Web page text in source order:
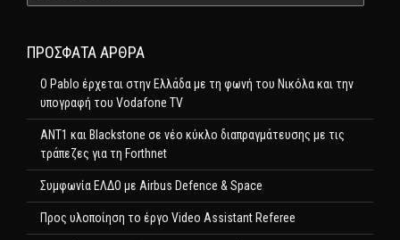
ΠΡΌΣΦΑΤΑ ΆΡΘΡΑ
Ο Pablo έρχεται στην Ελλάδα με τη φωνή του Νικόλα και την
υπογραφή του Vodafone TV
ΑΝΤ1 και Blackstone σε νέο κύκλο διαπραγμάτευσης με τις
τράπεζες για τη Forthnet
Συμφωνία ΕΛΔΟ με Airbus Defence & Space
Προς υλοποίηση το έργο Video Assistant Referee